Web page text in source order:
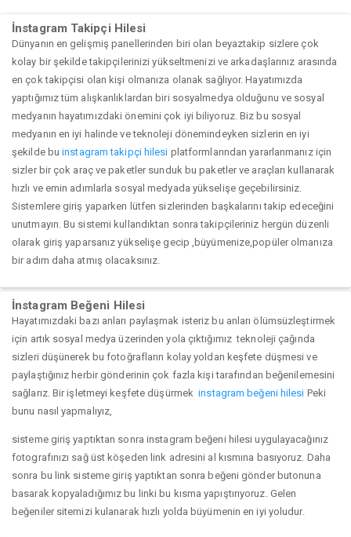
İnstagram Takipçi Hilesi
Dünyanın en gelişmiş panellerinden biri olan beyaztakip sizlere çok
kolay bir şekilde takipçilerinizi yükseltmenizi ve arkadaşlarınız arasında
en çok takipçisi olan kişi olmanıza olanak sağlıyor. Hayatımızda
yaptığımız tüm alışkanlıklardan biri sosyalmedya olduğunu ve sosyal
medyanın hayatımızdaki önemini çok iyi biliyoruz. Biz bu sosyal
medyanın en iyi halinde ve teknoleji dönemindeyken sizlerin en iyi
şekilde buinstagram takipçi hilesi platformlarından yararlanmanız için
sizler bir çok araç ve paketler sunduk bu paketler ve araçları kullanarak
hızlı ve emin adımlarla sosyal medyada yükselişe geçebilirsiniz.
Sistemlere giriş yaparken lütfen sizlerinden başkalarını takip edeceğini
unutmayın. Bu sistemi kullandıktan sonra takipçileriniz hergün düzenli
olarak giriş yaparsanız yükselişe gecip ,büyümenize,popüler olmanıza
bir adım daha atmış olacaksınız.
İnstagram Beğeni Hilesi
Hayatımızdaki bazı anları paylaşmak isteriz bu anları ölümsüzleştirmek
için artık sosyal medya üzerinden yola çıktığımız teknoleji çağında
sizleri düşünerek bu fotoğrafların kolay yoldan keşfete düşmesi ve
paylaştığınız herbir gönderinin çok fazla kişi tarafından beğenilemesini
sağlarız. Bir işletmeyi keşfete düşürmekinstagram beğeni hilesi Peki
bunu nasıl yapmalıyız,
sisteme giriş yaptıktan sonra instagram beğeni hilesi uygulayacağınız
fotografınızı sağ üst köşeden link adresini al kısmına basıyoruz. Daha
sonra bu link sisteme giriş yaptıktan sonra beğeni gönder butonuna
basarak kopyaladığımız bu linki bu kısma yapıştırıyoruz. Gelen
beğeniler sitemizi kulanarak hızlı yolda büyümenin en iyi yoludur.